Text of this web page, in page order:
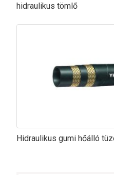
hidraulikus tömlő
Hidraulikus gumi hőálló